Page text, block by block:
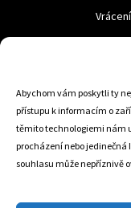
Abychom vám poskytli ty
přístupu k informacím o
těmito technologiemi nám
procházení nebo jedinečná
souhlasu může nepříznivě
LUF
Nám.